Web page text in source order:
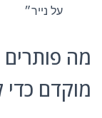
על נייר״
מה פותרים
מוקדם כדי